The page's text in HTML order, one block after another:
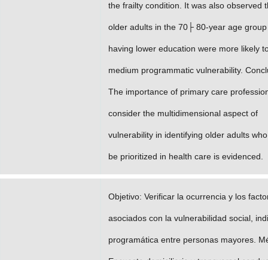
the frailty condition. It was also observed
older adults in the 70├ 80-year age
having lower education were more likely
medium programmatic vulnerability.
The importance of primary care
consider the multidimensional aspect of
vulnerability in identifying older adults
be prioritized in health care is evidenced.
Objetivo: Verificar la ocurrencia y los
asociados con la vulnerabilidad social,
programática entre personas mayores.